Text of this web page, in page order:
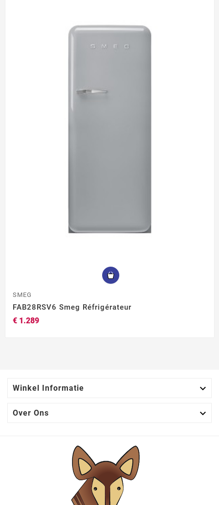
SMEG
FAB28RSV6 Smeg Réfrigérateur
€ 1.289
Winkel Informatie 
Over Ons 